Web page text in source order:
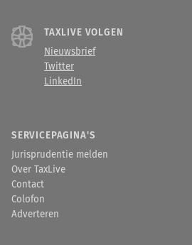
TAXLIVE VOLGEN
Nieuwsbrief
Twitter
LinkedIn
SERVICEPAGINA'S
Jurisprudentie melden
Over TaxLive
Contact
Colofon
Adverteren